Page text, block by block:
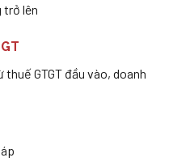
trở lên
GTGT đầu vào, doanh